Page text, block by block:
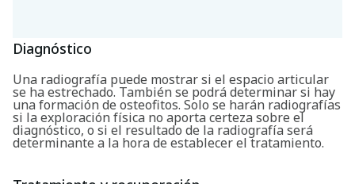
Diagnóstico
Una radiografía puede mostrar si el espacio articular
se ha estrechado. También se podrá determinar si hay
una formación de osteofitos. Solo se harán radiografías
si la exploración física no aporta certeza sobre el
diagnóstico, o si el resultado de la radiografía será
determinante a la hora de establecer el tratamiento.